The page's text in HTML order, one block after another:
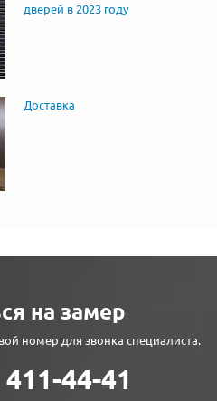
дверей в 2023 году
Доставка
на замер
номер для звонка специалиста.
44-41